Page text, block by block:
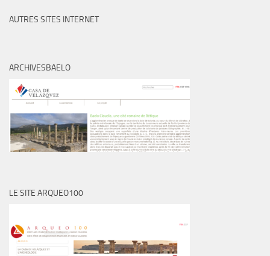
AUTRES SITES INTERNET
ARCHIVESBAELO
LE SITE ARQUEO100